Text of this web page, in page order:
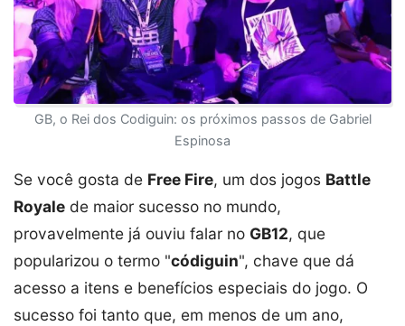
GB, o Rei dos Codiguin: os próximos passos de Gabriel
Espinosa
Se você gosta de Free Fire, um dos jogos Battle
Royale de maior sucesso no mundo,
provavelmente já ouviu falar no GB12, que
popularizou o termo "códiguin", chave que dá
acesso a itens e benefícios especiais do jogo. O
sucesso foi tanto que, em menos de um ano,